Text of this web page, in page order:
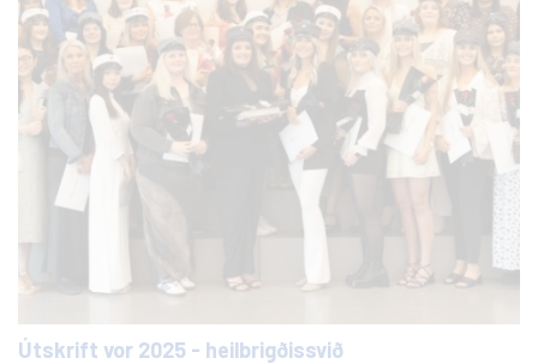
Útskrift vor 2025 - heilbrigðissvið